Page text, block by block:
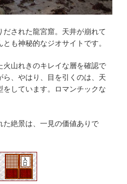
された龍宮窟。天井が崩れて
も神秘的なジオサイトです。
火山れきのキレイな層を確認で
ら、やはり、目を引くのは、天
をしています。ロマンチックな
た絶景は、一見の価値ありで